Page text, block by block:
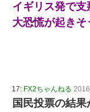
イギリス発で
大恐慌が起きそ
17: FX2ちゃんねる
国民投票の結